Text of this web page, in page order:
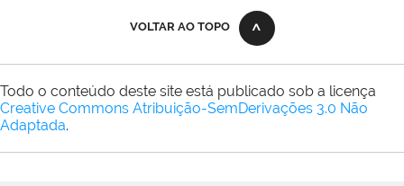
VOLTAR AO TOPO
Todo o conteúdo deste site está publicado sob a licença
Creative Commons Atribuição-SemDerivações 3.0 Não
Adaptada.